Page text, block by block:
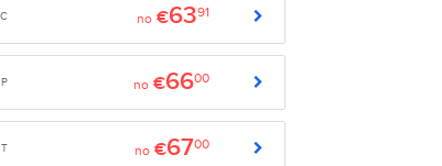
no €6391
no €6600
no €6700